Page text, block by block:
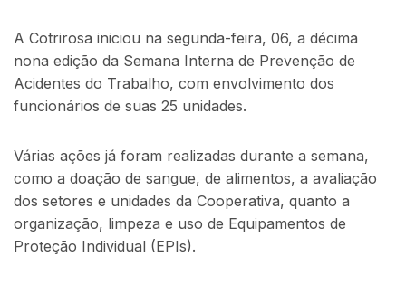
A Cotrirosa iniciou na segunda-feira, 06, a décima
nona edição da Semana Interna de Prevenção de
Acidentes do Trabalho, com envolvimento dos
funcionários de suas 25 unidades.
Várias ações já foram realizadas durante a semana,
como a doação de sangue, de alimentos, a avaliação
dos setores e unidades da Cooperativa, quanto a
organização, limpeza e uso de Equipamentos de
Proteção Individual (EPIs).